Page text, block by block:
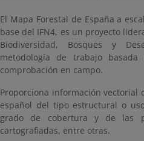
El Mapa Forestal de España a
base del IFN4, es un proyecto
Biodiversidad, Bosques y
metodología de trabajo
comprobación en campo.
Proporciona información
español del tipo estructural o
grado de cobertura y de las
cartografiadas, entre otras.